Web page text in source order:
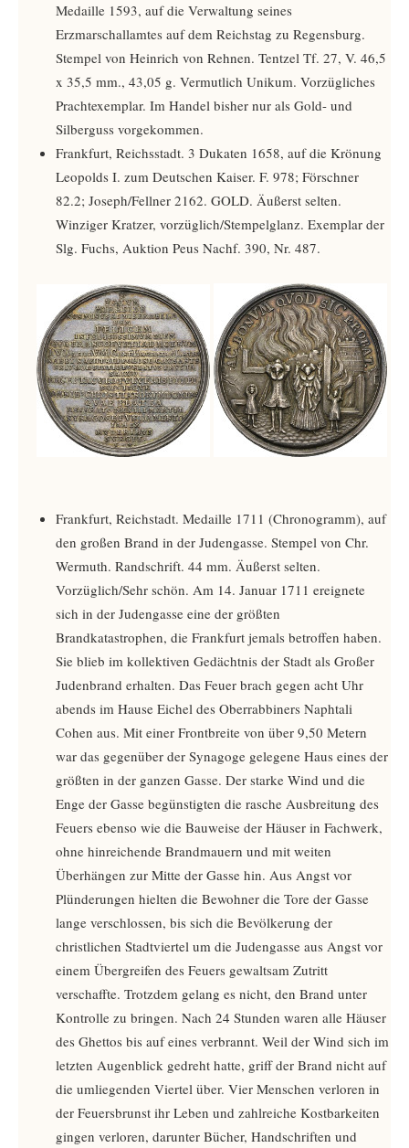
Medaille 1593, auf die Verwaltung seines
Erzmarschallamtes auf dem Reichstag zu Regensburg.
Stempel von Heinrich von Rehnen. Tentzel Tf. 27, V. 46,5
x 35,5 mm., 43,05 g. Vermutlich Unikum. Vorzügliches
Prachtexemplar. Im Handel bisher nur als Gold- und
Silberguss vorgekommen.
Frankfurt, Reichsstadt. 3 Dukaten 1658, auf die Krönung
Leopolds I. zum Deutschen Kaiser. F. 978; Förschner
82.2; Joseph/Fellner 2162. GOLD. Äußerst selten.
Winziger Kratzer, vorzüglich/Stempelglanz. Exemplar der
Slg. Fuchs, Auktion Peus Nachf. 390, Nr. 487.
Frankfurt, Reichstadt. Medaille 1711 (Chronogramm), auf
den großen Brand in der Judengasse. Stempel von Chr.
Wermuth. Randschrift. 44 mm. Äußerst selten.
Vorzüglich/Sehr schön. Am 14. Januar 1711 ereignete
sich in der Judengasse eine der größten
Brandkatastrophen, die Frankfurt jemals betroffen haben.
Sie blieb im kollektiven Gedächtnis der Stadt als Großer
Judenbrand erhalten. Das Feuer brach gegen acht Uhr
abends im Hause Eichel des Oberrabbiners Naphtali
Cohen aus. Mit einer Frontbreite von über 9,50 Metern
war das gegenüber der Synagoge gelegene Haus eines der
größten in der ganzen Gasse. Der starke Wind und die
Enge der Gasse begünstigten die rasche Ausbreitung des
Feuers ebenso wie die Bauweise der Häuser in Fachwerk,
ohne hinreichende Brandmauern und mit weiten
Überhängen zur Mitte der Gasse hin. Aus Angst vor
Plünderungen hielten die Bewohner die Tore der Gasse
lange verschlossen, bis sich die Bevölkerung der
christlichen Stadtviertel um die Judengasse aus Angst vor
einem Übergreifen des Feuers gewaltsam Zutritt
verschaffte. Trotzdem gelang es nicht, den Brand unter
Kontrolle zu bringen. Nach 24 Stunden waren alle Häuser
des Ghettos bis auf eines verbrannt. Weil der Wind sich im
letzten Augenblick gedreht hatte, griff der Brand nicht auf
die umliegenden Viertel über. Vier Menschen verloren in
der Feuersbrunst ihr Leben und zahlreiche Kostbarkeiten
gingen verloren, darunter Bücher, Handschriften und